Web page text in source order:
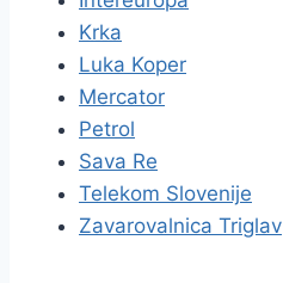
Krka
Luka Koper
Mercator
Petrol
Sava Re
Telekom Slovenije
Zavarovalnica Triglav